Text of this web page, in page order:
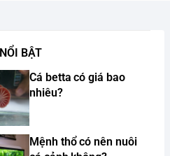
BẬT
Cá betta có giá bao
nhiêu?
Mệnh thổ có nên nuôi